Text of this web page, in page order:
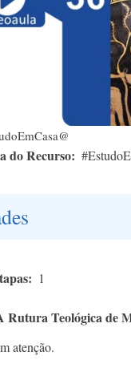
do Recurso
1
Rutura Teológica de
atenção.